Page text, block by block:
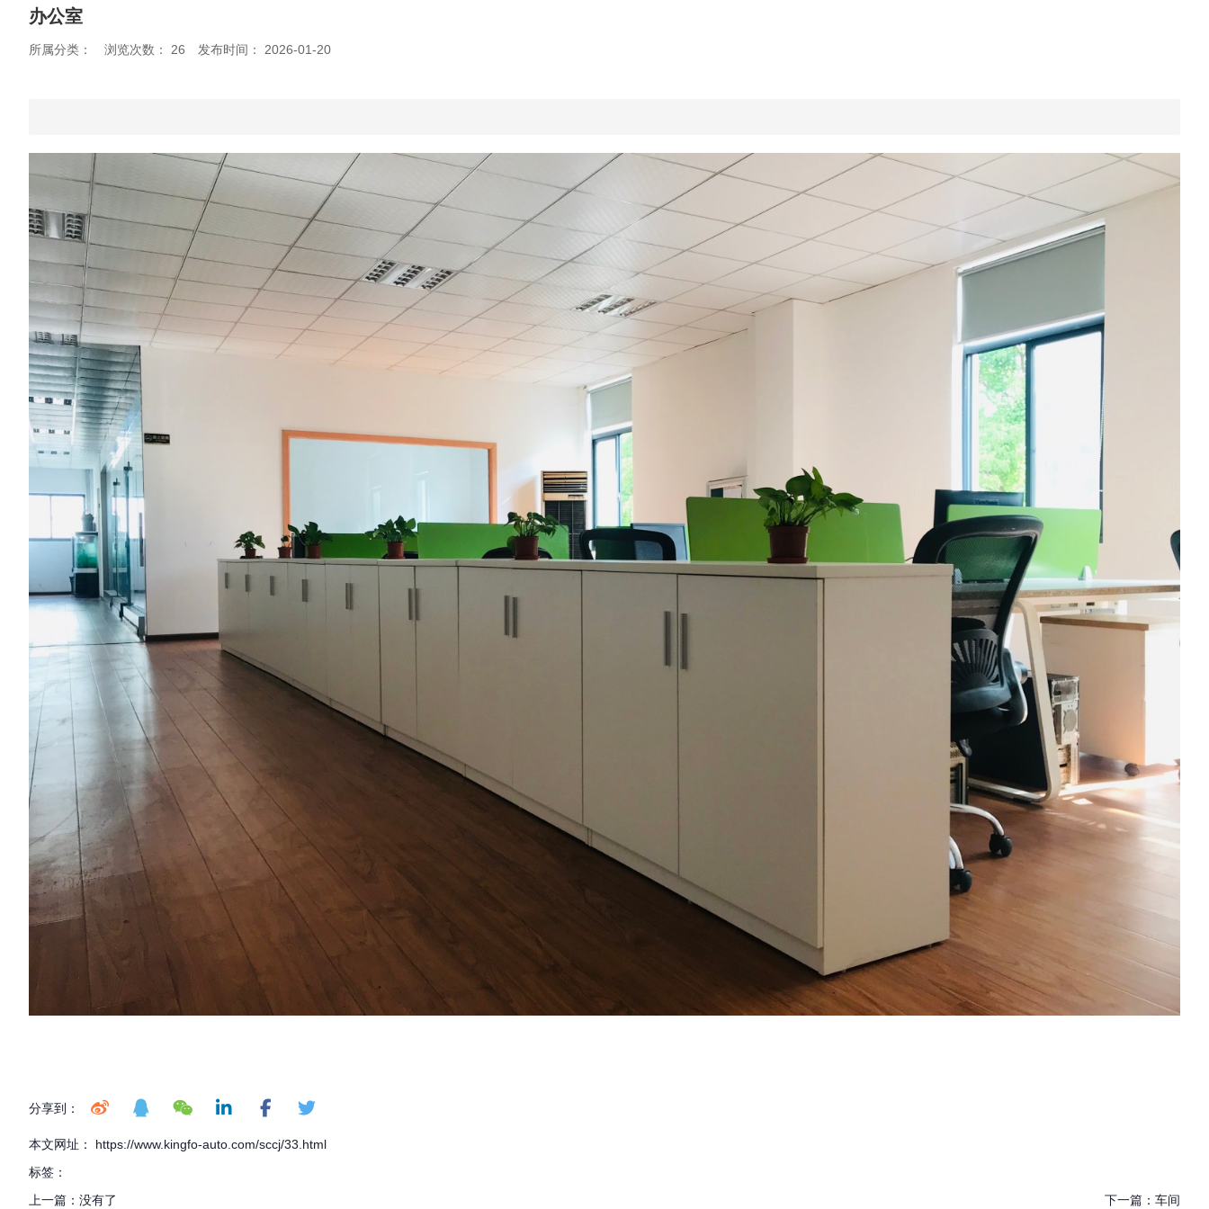
办公室
所属分类： 浏览次数： 26 发布时间： 2026-01-20
分享到：
本文网址： https://www.kingfo-auto.com/sccj/33.html
标签：
上一篇： 没有了 下一篇： 车间